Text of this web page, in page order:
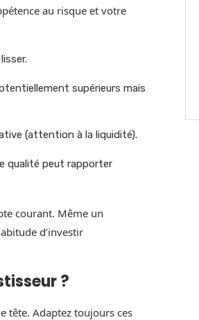
au risque et votre
supérieurs mais
(attention à la liquidité).
qualité peut rapporter
courant. Même un
d’investir
?
tête. Adaptez toujours ces